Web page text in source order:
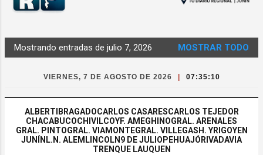
Entradas
Mostrando entradas de julio 7, 2026 MOSTRAR TODO
VIERNES, 7 DE AGOSTO DE 2026 07:35:10
ALBERTI BRAGADOCARLOS CASARESCARLOS TEJEDOR
CHACABUCOCHIVILCOYF. AMEGHINOGRAL. ARENALES
GRAL. PINTOGRAL. VIAMONTEGRAL. VILLEGAS H. YRIGOYEN
JUNÍN L.N. ALEM LINCOLN 9 DE JULIO PEHUAJÓ RIVADAVIA
TRENQUE LAUQUEN